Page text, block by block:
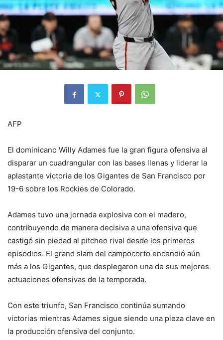
AFP
El dominicano Willy Adames fue la gran figura ofensiva al
disparar un cuadrangular con las bases llenas y liderar la
aplastante victoria de los Gigantes de San Francisco por
19-6 sobre los Rockies de Colorado.
Adames tuvo una jornada explosiva con el madero,
contribuyendo de manera decisiva a una ofensiva que
castigó sin piedad al pitcheo rival desde los primeros
episodios. El grand slam del campocorto encendió aún
más a los Gigantes, que desplegaron una de sus mejores
actuaciones ofensivas de la temporada.
Con este triunfo, San Francisco continúa sumando
victorias mientras Adames sigue siendo una pieza clave en
la producción ofensiva del conjunto.